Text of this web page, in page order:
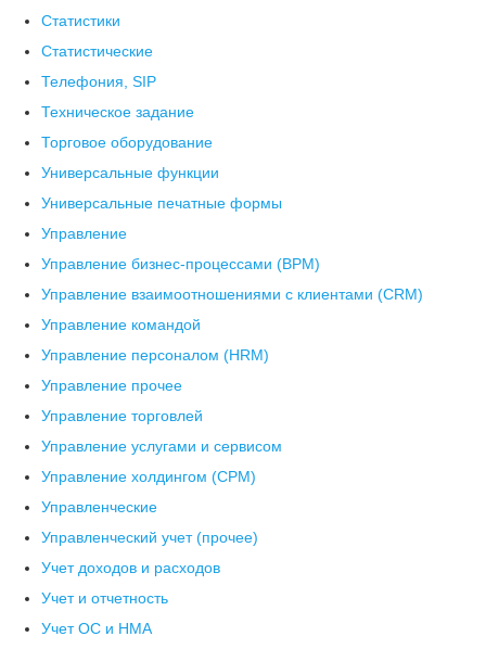
Статистики
Статистические
Телефония, SIP
Техническое задание
Торговое оборудование
Универсальные функции
Универсальные печатные формы
Управление
Управление бизнес-процессами (BPM)
Управление взаимоотношениями с клиентами (СRM)
Управление командой
Управление персоналом (HRM)
Управление прочее
Управление торговлей
Управление услугами и сервисом
Управление холдингом (CPM)
Управленческие
Управленческий учет (прочее)
Учет доходов и расходов
Учет и отчетность
Учет ОС и НМА